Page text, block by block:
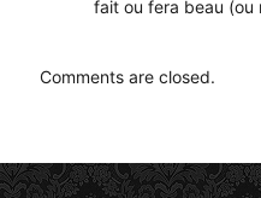
fait ou fera beau (ou
Comments are closed.